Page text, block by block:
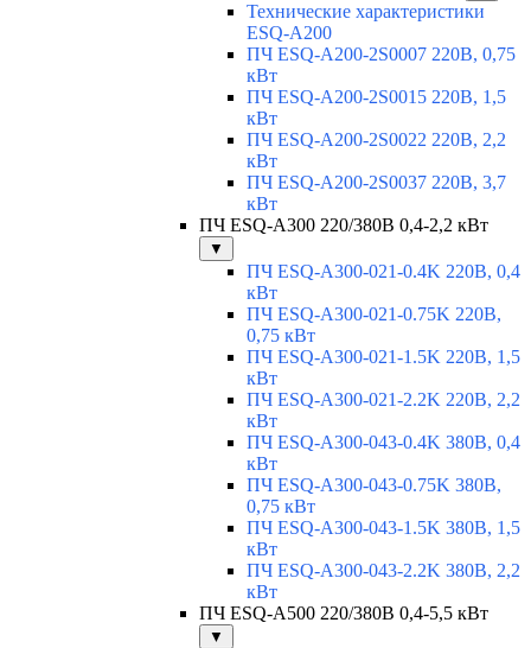
Технические характеристики
ESQ-A200
ПЧ ESQ-A200-2S0007 220В, 0,75
кВт
ПЧ ESQ-A200-2S0015 220В, 1,5
кВт
ПЧ ESQ-A200-2S0022 220В, 2,2
кВт
ПЧ ESQ-A200-2S0037 220В, 3,7
кВт
ПЧ ESQ-A300 220/380В 0,4-2,2 кВт
▼
ПЧ ESQ-A300-021-0.4K 220В, 0,4
кВт
ПЧ ESQ-A300-021-0.75K 220В,
0,75 кВт
ПЧ ESQ-A300-021-1.5K 220В, 1,5
кВт
ПЧ ESQ-A300-021-2.2K 220В, 2,2
кВт
ПЧ ESQ-A300-043-0.4K 380В, 0,4
кВт
ПЧ ESQ-A300-043-0.75K 380В,
0,75 кВт
ПЧ ESQ-A300-043-1.5K 380В, 1,5
кВт
ПЧ ESQ-A300-043-2.2K 380В, 2,2
кВт
ПЧ ESQ-A500 220/380В 0,4-5,5 кВт
▼